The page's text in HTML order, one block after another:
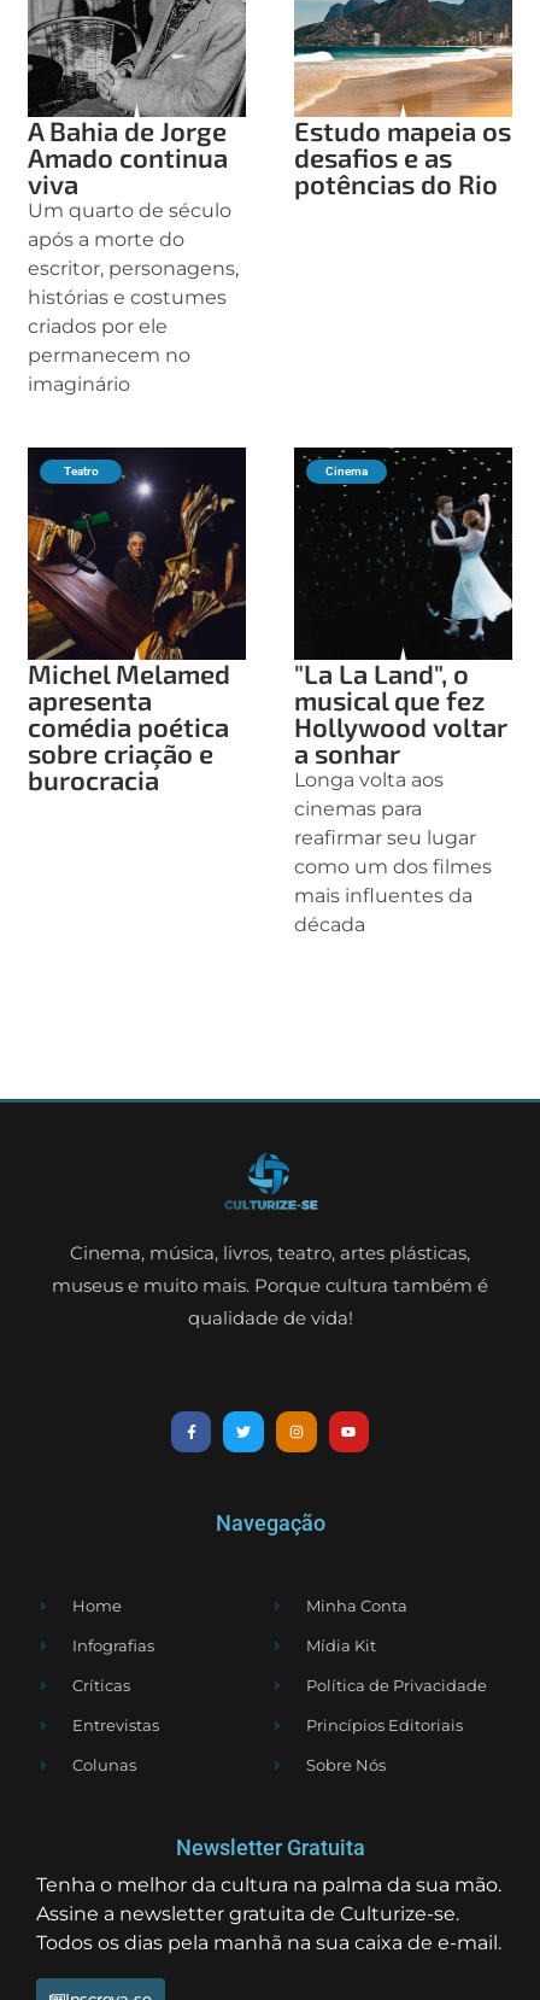
A Bahia de Jorge
Amado continua
viva
Um quarto de século
após a morte do
escritor, personagens,
histórias e costumes
criados por ele
permanecem no
imaginário
Estudo mapeia os
desafios e as
potências do Rio
Teatro
Michel Melamed
apresenta
comédia poética
sobre criação e
burocracia
Cinema
"La La Land", o
musical que fez
Hollywood voltar
a sonhar
Longa volta aos
cinemas para
reafirmar seu lugar
como um dos filmes
mais influentes da
década
Cinema, música, livros, teatro, artes plásticas,
museus e muito mais. Porque cultura também é
qualidade de vida!
Navegação
Home
Infografias
Críticas
Entrevistas
Colunas
Minha Conta
Mídia Kit
Política de Privacidade
Princípios Editoriais
Sobre Nós
Newsletter Gratuita
Tenha o melhor da cultura na palma da sua mão.
Assine a newsletter gratuita de Culturize-se.
Todos os dias pela manhã na sua caixa de e-mail.